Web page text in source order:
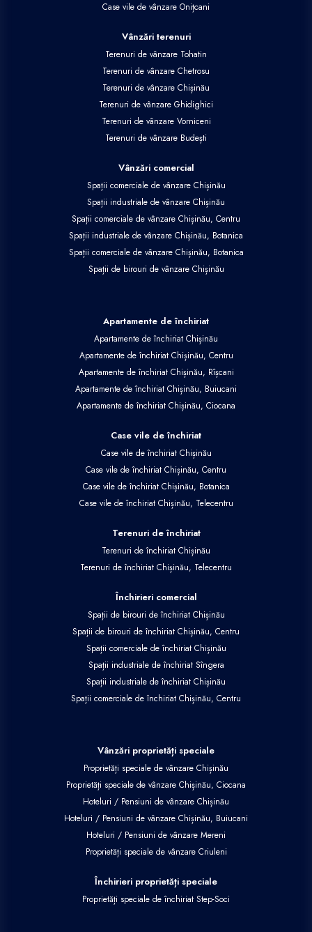
Case vile de vânzare Onițcani
Vânzări terenuri
Terenuri de vânzare Tohatin
Terenuri de vânzare Chetrosu
Terenuri de vânzare Chișinău
Terenuri de vânzare Ghidighici
Terenuri de vânzare Vorniceni
Terenuri de vânzare Budești
Vânzări comercial
Spații comerciale de vânzare Chișinău
Spații industriale de vânzare Chișinău
Spații comerciale de vânzare Chișinău, Centru
Spații industriale de vânzare Chișinău, Botanica
Spații comerciale de vânzare Chișinău, Botanica
Spații de birouri de vânzare Chișinău
Apartamente de închiriat
Apartamente de închiriat Chișinău
Apartamente de închiriat Chișinău, Centru
Apartamente de închiriat Chișinău, Rîșcani
Apartamente de închiriat Chișinău, Buiucani
Apartamente de închiriat Chișinău, Ciocana
Case vile de închiriat
Case vile de închiriat Chișinău
Case vile de închiriat Chișinău, Centru
Case vile de închiriat Chișinău, Botanica
Case vile de închiriat Chișinău, Telecentru
Terenuri de închiriat
Terenuri de închiriat Chișinău
Terenuri de închiriat Chișinău, Telecentru
Închirieri comercial
Spații de birouri de închiriat Chișinău
Spații de birouri de închiriat Chișinău, Centru
Spații comerciale de închiriat Chișinău
Spații industriale de închiriat Sîngera
Spații industriale de închiriat Chișinău
Spații comerciale de închiriat Chișinău, Centru
Vânzări proprietăți speciale
Proprietăți speciale de vânzare Chișinău
Proprietăți speciale de vânzare Chișinău, Ciocana
Hoteluri / Pensiuni de vânzare Chișinău
Hoteluri / Pensiuni de vânzare Chișinău, Buiucani
Hoteluri / Pensiuni de vânzare Mereni
Proprietăți speciale de vânzare Criuleni
Închirieri proprietăți speciale
Proprietăți speciale de închiriat Step-Soci